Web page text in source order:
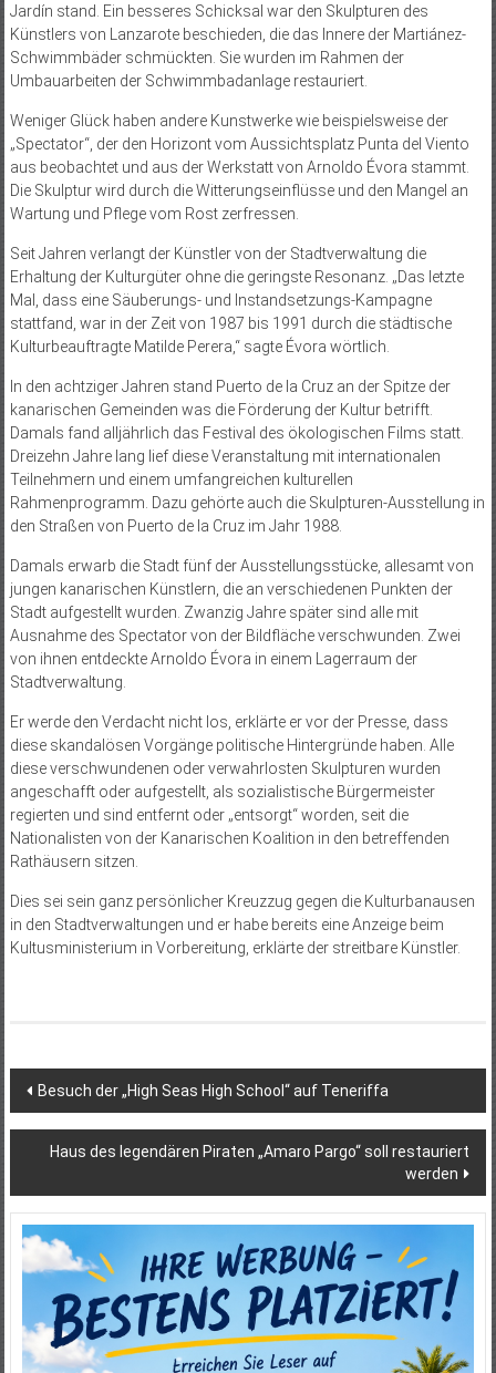
Jardín stand. Ein besseres Schicksal war den Skulpturen des
Künstlers von Lanzarote beschieden, die das Innere der Martiánez-
Schwimmbäder schmückten. Sie wurden im Rahmen der
Umbauarbeiten der Schwimmbadanlage restauriert.
Weniger Glück haben andere Kunstwerke wie beispielsweise der
„Spectator“, der den Horizont vom Aussichtsplatz Punta del Viento
aus beobachtet und aus der Werkstatt von Arnoldo Évora stammt.
Die Skulptur wird durch die Witterungseinflüsse und den Mangel an
Wartung und Pflege vom Rost zerfressen.
Seit Jahren verlangt der Künstler von der Stadtverwaltung die
Erhaltung der Kulturgüter ohne die geringste Resonanz. „Das letzte
Mal, dass eine Säuberungs- und Instandsetzungs-Kampagne
stattfand, war in der Zeit von 1987 bis 1991 durch die städtische
Kulturbeauftragte Matilde Perera,“ sagte Évora wörtlich.
In den achtziger Jahren stand Puerto de la Cruz an der Spitze der
kanarischen Gemeinden was die Förderung der Kultur betrifft.
Damals fand alljährlich das Festival des ökologischen Films statt.
Dreizehn Jahre lang lief diese Veranstaltung mit internationalen
Teilnehmern und einem umfangreichen kulturellen
Rahmenprogramm. Dazu gehörte auch die Skulpturen-Ausstellung in
den Straßen von Puerto de la Cruz im Jahr 1988.
Damals erwarb die Stadt fünf der Ausstellungsstücke, allesamt von
jungen kanarischen Künstlern, die an verschiedenen Punkten der
Stadt aufgestellt wurden. Zwanzig Jahre später sind alle mit
Ausnahme des Spectator von der Bildfläche verschwunden. Zwei
von ihnen entdeckte Arnoldo Évora in einem Lagerraum der
Stadtverwaltung.
Er werde den Verdacht nicht los, erklärte er vor der Presse, dass
diese skandalösen Vorgänge politische Hintergründe haben. Alle
diese verschwundenen oder verwahrlosten Skulpturen wurden
angeschafft oder aufgestellt, als sozialistische Bürgermeister
regierten und sind entfernt oder „entsorgt“ worden, seit die
Nationalisten von der Kanarischen Koalition in den betreffenden
Rathäusern sitzen.
Dies sei sein ganz persönlicher Kreuzzug gegen die Kulturbanausen
in den Stadtverwaltungen und er habe bereits eine Anzeige beim
Kultusministerium in Vorbereitung, erklärte der streitbare Künstler.
Beitragsnavigation
Besuch der „High Seas High School“ auf Teneriffa
Haus des legendären Piraten „Amaro Pargo“ soll restauriert
werden